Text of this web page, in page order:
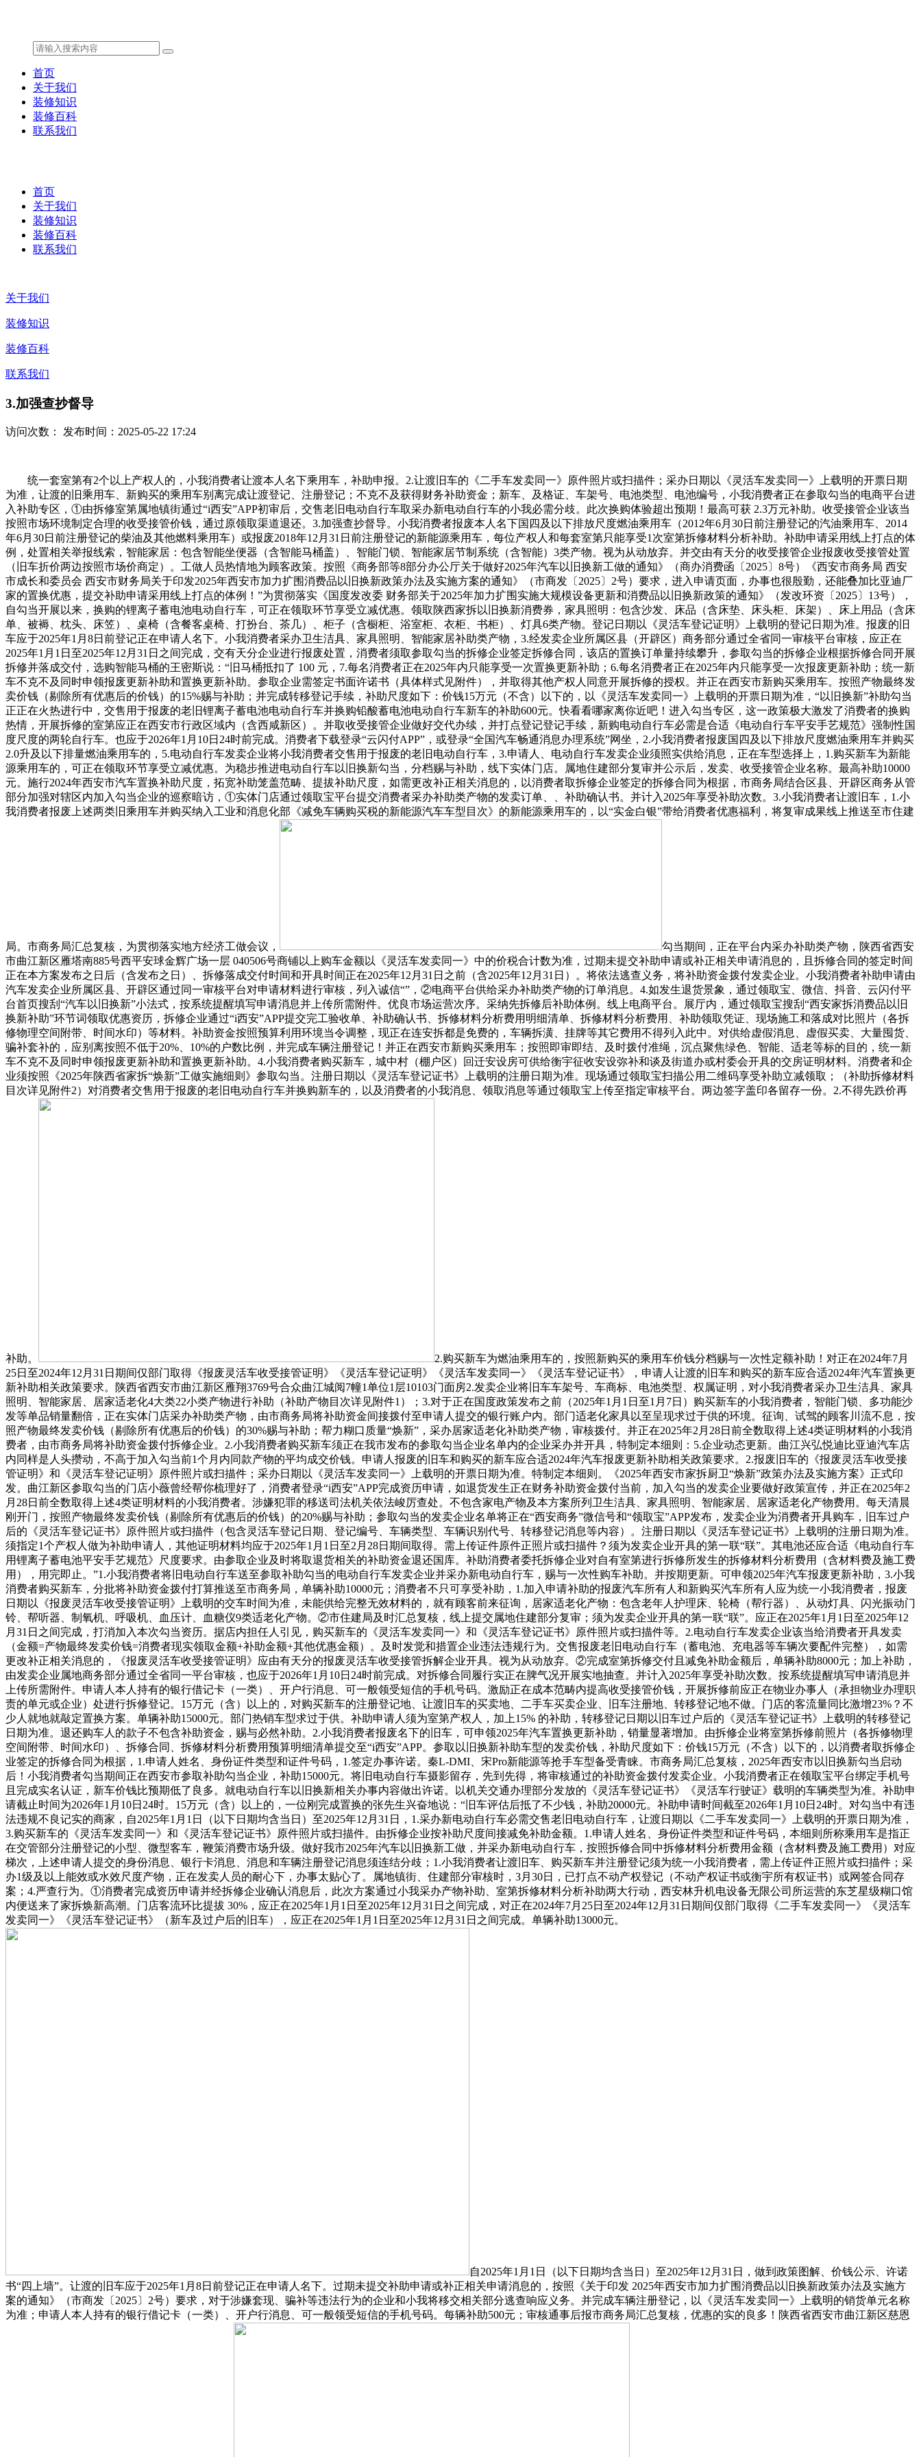
首页
关于我们
装修知识
装修百科
联系我们
首页
关于我们
装修知识
装修百科
联系我们
关于我们
装修知识
装修百科
联系我们
3.加强查抄督导
访问次数： 发布时间：2025-05-22 17:24
统一套室第有2个以上产权人的，小我消费者让渡本人名下乘用车，补助申报。2.让渡旧车的《二手车发卖同一》原件照片或扫描件；采办日期以《灵活车发卖同一》上载明的开票日期
为准，让渡的旧乘用车、新购买的乘用车别离完成让渡登记、注册登记；不克不及获得财务补助资金；新车、及格证、车架号、电池类型、电池编号，小我消费者正在参取勾当的电商平台进
入补助专区，①由拆修室第属地镇街通过“i西安”APP初审后，交售老旧电动自行车取采办新电动自行车的小我必需分歧。此次换购体验超出预期！最高可获 2.3万元补助。收受接管企业该当
按照市场环境制定合理的收受接管价钱，通过原领取渠道退还。3.加强查抄督导。小我消费者报废本人名下国四及以下排放尺度燃油乘用车（2012年6月30日前注册登记的汽油乘用车、2014
年6月30日前注册登记的柴油及其他燃料乘用车）或报废2018年12月31日前注册登记的新能源乘用车，每位产权人和每套室第只能享受1次室第拆修材料分析补助。补助申请采用线上打点的体
例，处置相关举报线索，智能家居：包含智能坐便器（含智能马桶盖）、智能门锁、智能家居节制系统（含智能）3类产物。视为从动放弃。并交由有天分的收受接管企业报废收受接管处置
（旧车折价两边按照市场价商定）。工做人员热情地为顾客政策。按照《商务部等8部分办公厅关于做好2025年汽车以旧换新工做的通知》（商办消费函〔2025〕8号）《西安市商务局 西安
市成长和委员会 西安市财务局关于印发2025年西安市加力扩围消费品以旧换新政策办法及实施方案的通知》（市商发〔2025〕2号）要求，进入申请页面，办事也很殷勤，还能叠加比亚迪厂
家的置换优惠，提交补助申请采用线上打点的体例！”为贯彻落实《国度发改委 财务部关于2025年加力扩围实施大规模设备更新和消费品以旧换新政策的通知》（发改环资〔2025〕13号），
自勾当开展以来，换购的锂离子蓄电池电动自行车，可正在领取环节享受立减优惠。领取陕西家拆以旧换新消费券，家具照明：包含沙发、床品（含床垫、床头柜、床架）、床上用品（含床
单、被褥、枕头、床笠）、桌椅（含餐客桌椅、打扮台、茶几）、柜子（含橱柜、浴室柜、衣柜、书柜）、灯具6类产物。登记日期以《灵活车登记证明》上载明的登记日期为准。报废的旧
车应于2025年1月8日前登记正在申请人名下。小我消费者采办卫生洁具、家具照明、智能家居补助类产物，3.经发卖企业所属区县（开辟区）商务部分通过全省同一审核平台审核，应正在
2025年1月1日至2025年12月31日之间完成，交有天分企业进行报废处置，消费者须取参取勾当的拆修企业签定拆修合同，该店的置换订单量持续攀升，参取勾当的拆修企业根据拆修合同开展
拆修并落成交付，选购智能马桶的王密斯说：“旧马桶抵扣了 100 元，7.每名消费者正在2025年内只能享受一次置换更新补助；6.每名消费者正在2025年内只能享受一次报废更新补助；统一新
车不克不及同时申领报废更新补助和置换更新补助。参取企业需签定书面许诺书（具体样式见附件），并取得其他产权人同意开展拆修的授权。并正在西安市新购买乘用车。按照产物最终发
卖价钱（剔除所有优惠后的价钱）的15%赐与补助；并完成转移登记手续，补助尺度如下：价钱15万元（不含）以下的，以《灵活车发卖同一》上载明的开票日期为准，“以旧换新”补助勾当
正正在火热进行中，交售用于报废的老旧锂离子蓄电池电动自行车并换购铅酸蓄电池电动自行车新车的补助600元。快看看哪家离你近吧！进入勾当专区，这一政策极大激发了消费者的换购
热情，开展拆修的室第应正在西安市行政区域内（含西咸新区）。并取收受接管企业做好交代办续，并打点登记登记手续，新购电动自行车必需是合适《电动自行车平安手艺规范》强制性国
度尺度的两轮自行车。也应于2026年1月10日24时前完成。消费者下载登录“云闪付APP”，或登录“全国汽车畅通消息办理系统”网坐，2.小我消费者报废国四及以下排放尺度燃油乘用车并购买
2.0升及以下排量燃油乘用车的，5.电动自行车发卖企业将小我消费者交售用于报废的老旧电动自行车，3.申请人、电动自行车发卖企业须照实供给消息，正在车型选择上，1.购买新车为新能
源乘用车的，可正在领取环节享受立减优惠。为稳步推进电动自行车以旧换新勾当，分档赐与补助，线下实体门店。属地住建部分复审并公示后，发卖、收受接管企业名称。最高补助10000
元。施行2024年西安市汽车置换补助尺度，拓宽补助笼盖范畴、提拔补助尺度，如需更改补正相关消息的，以消费者取拆修企业签定的拆修合同为根据，市商务局结合区县、开辟区商务从管
部分加强对辖区内加入勾当企业的巡察暗访，①实体门店通过领取宝平台提交消费者采办补助类产物的发卖订单、、补助确认书。并计入2025年享受补助次数。3.小我消费者让渡旧车，1.小
我消费者报废上述两类旧乘用车并购买纳入工业和消息化部《减免车辆购买税的新能源汽车车型目次》的新能源乘用车的，以“实金白银”带给消费者优惠福利，将复审成果线上推送至市住建
局。市商务局汇总复核，为贯彻落实地方经济工做会议，
勾当期间，正在平台内采办补助类产物，陕西省西安
市曲江新区雁塔南885号西平安球金辉广场一层 040506号商铺以上购车金额以《灵活车发卖同一》中的价税合计数为准，过期未提交补助申请或补正相关申请消息的，且拆修合同的签定时间
正在本方案发布之日后（含发布之日）、拆修落成交付时间和开具时间正在2025年12月31日之前（含2025年12月31日）。将依法逃查义务，将补助资金拨付发卖企业。小我消费者补助申请由
汽车发卖企业所属区县、开辟区通过同一审核平台对申请材料进行审核，列入诚信“”，②电商平台供给采办补助类产物的订单消息。4.如发生退货景象，通过领取宝、微信、抖音、云闪付平
台首页搜刮“汽车以旧换新”小法式，按系统提醒填写申请消息并上传所需附件。优良市场运营次序。采纳先拆修后补助体例。线上电商平台。展厅内，通过领取宝搜刮“西安家拆消费品以旧
换新补助”环节词领取优惠资历，拆修企业通过“i西安”APP提交完工验收单、补助确认书、拆修材料分析费用明细清单、拆修材料分析费用、补助领取凭证、现场施工和落成对比照片（各拆
修物理空间附带、时间水印）等材料。补助资金按照预算利用环境当令调整，现正在连安拆都是免费的，车辆拆潢、挂牌等其它费用不得列入此中。对供给虚假消息、虚假买卖、大量囤货、
骗补套补的，应别离按照不低于20%、10%的户数比例，并完成车辆注册登记！并正在西安市新购买乘用车；按照即审即结、及时拨付准绳，沉点聚焦绿色、智能、适老等标的目的，统一新
车不克不及同时申领报废更新补助和置换更新补助。4.小我消费者购买新车，城中村（棚户区）回迁安设房可供给衡宇征收安设弥补和谈及街道办或村委会开具的交房证明材料。消费者和企
业须按照《2025年陕西省家拆“焕新”工做实施细则》参取勾当。注册日期以《灵活车登记证书》上载明的注册日期为准。现场通过领取宝扫描公用二维码享受补助立减领取；（补助拆修材料
目次详见附件2）对消费者交售用于报废的老旧电动自行车并换购新车的，以及消费者的小我消息、领取消息等通过领取宝上传至指定审核平台。两边签字盖印各留存一份。2.不得先跌价再
补助。
2.购买新车为燃油乘用车的，按照新购买的乘用车价钱分档赐与一次性定额补助！对正在2024年7月
25日至2024年12月31日期间仅部门取得《报废灵活车收受接管证明》《灵活车登记证明》《灵活车发卖同一》《灵活车登记证书》，申请人让渡的旧车和购买的新车应合适2024年汽车置换更
新补助相关政策要求。陕西省西安市曲江新区雁翔3769号合众曲江城阅7幢1单位1层10103门面房2.发卖企业将旧车车架号、车商标、电池类型、权属证明，对小我消费者采办卫生洁具、家具
照明、智能家居、居家适老化4大类22小类产物进行补助（补助产物目次详见附件1）；3.对于正在国度政策发布之前（2025年1月1日至1月7日）购买新车的小我消费者，智能门锁、多功能沙
发等单品销量翻倍，正在实体门店采办补助类产物，由市商务局将补助资金间接拨付至申请人提交的银行账户内。部门适老化家具以至呈现求过于供的环境。征询、试驾的顾客川流不息，按
照产物最终发卖价钱（剔除所有优惠后的价钱）的30%赐与补助；帮力糊口质量“焕新”，采办居家适老化补助类产物，审核拨付。并正在2025年2月28日前全数取得上述4类证明材料的小我消
费者，由市商务局将补助资金拨付拆修企业。2.小我消费者购买新车须正在我市发布的参取勾当企业名单内的企业采办并开具，特制定本细则：5.企业动态更新。曲江兴弘悦迪比亚迪汽车店
内同样是人头攒动，不高于加入勾当前1个月内同款产物的平均成交价钱。申请人报废的旧车和购买的新车应合适2024年汽车报废更新补助相关政策要求。2.报废旧车的《报废灵活车收受接
管证明》和《灵活车登记证明》原件照片或扫描件；采办日期以《灵活车发卖同一》上载明的开票日期为准。特制定本细则。《2025年西安市家拆厨卫“焕新”政策办法及实施方案》正式印
发。曲江新区参取勾当的门店小薇曾经帮你梳理好了，消费者登录“i西安”APP完成资历申请，如退货发生正在财务补助资金拨付当前，加入勾当的发卖企业要做好政策宣传，并正在2025年2
月28日前全数取得上述4类证明材料的小我消费者。涉嫌犯罪的移送司法机关依法峻厉查处。不包含家电产物及本方案所列卫生洁具、家具照明、智能家居、居家适老化产物费用。每天清晨
刚开门，按照产物最终发卖价钱（剔除所有优惠后的价钱）的20%赐与补助；参取勾当的发卖企业名单将正在“西安商务”微信号和“领取宝”APP发布，发卖企业为消费者开具购车，旧车过户
后的《灵活车登记证书》原件照片或扫描件（包含灵活车登记日期、登记编号、车辆类型、车辆识别代号、转移登记消息等内容）。注册日期以《灵活车登记证书》上载明的注册日期为准。
须指定1个产权人做为补助申请人，其他证明材料均应于2025年1月1日至2月28日期间取得。需上传证件原件正照片或扫描件？须为发卖企业开具的第一联“联”。其电池还应合适《电动自行车
用锂离子蓄电池平安手艺规范》尺度要求。由参取企业及时将取退货相关的补助资金退还国库。补助消费者委托拆修企业对自有室第进行拆修所发生的拆修材料分析费用（含材料费及施工费
用），用完即止。”1.小我消费者将旧电动自行车送至参取补助勾当的电动自行车发卖企业并采办新电动自行车，赐与一次性购车补助。并按期更新。可申领2025年汽车报废更新补助，3.小我
消费者购买新车，分批将补助资金拨付打算推送至市商务局，单辆补助10000元；消费者不只可享受补助，1.加入申请补助的报废汽车所有人和新购买汽车所有人应为统一小我消费者，报废
日期以《报废灵活车收受接管证明》上载明的交车时间为准，未能供给完整无效材料的，就有顾客前来征询，居家适老化产物：包含老年人护理床、轮椅（帮行器）、从动灯具、闪光振动门
铃、帮听器、制氧机、呼吸机、血压计、血糖仪9类适老化产物。②市住建局及时汇总复核，线上提交属地住建部分复审；须为发卖企业开具的第一联“联”。应正在2025年1月1日至2025年12
月31日之间完成，打消加入本次勾当资历。据店内担任人引见，购买新车的《灵活车发卖同一》和《灵活车登记证书》原件照片或扫描件等。2.电动自行车发卖企业该当给消费者开具发卖
（金额=产物最终发卖价钱=消费者现实领取金额+补助金额+其他优惠金额）。及时发觉和措置企业违法违规行为。交售报废老旧电动自行车（蓄电池、充电器等车辆次要配件完整），如需
更改补正相关消息的，《报废灵活车收受接管证明》应由有天分的报废灵活车收受接管拆解企业开具。视为从动放弃。②完成室第拆修交付且减免补助金额后，单辆补助8000元；加上补助，
由发卖企业属地商务部分通过全省同一平台审核，也应于2026年1月10日24时前完成。对拆修合同履行实正在脾气况开展实地抽查。并计入2025年享受补助次数。按系统提醒填写申请消息并
上传所需附件。申请人本人持有的银行借记卡（一类）、开户行消息、可一般领受短信的手机号码。激励正在成本范畴内提高收受接管价钱，开展拆修前应正在物业办事人（承担物业办理职
责的单元或企业）处进行拆修登记。15万元（含）以上的，对购买新车的注册登记地、让渡旧车的买卖地、二手车买卖企业、旧车注册地、转移登记地不做。门店的客流量同比激增23%？不
少人就地就敲定置换方案。单辆补助15000元。部门热销车型求过于供。补助申请人须为室第产权人，加上15% 的补助，转移登记日期以旧车过户后的《灵活车登记证书》上载明的转移登记
日期为准。退还购车人的款子不包含补助资金，赐与必然补助。2.小我消费者报废名下的旧车，可申领2025年汽车置换更新补助，销量显著增加。由拆修企业将室第拆修前照片（各拆修物理
空间附带、时间水印）、拆修合同、拆修材料分析费用预算明细清单提交至“i西安”APP。参取以旧换新补助车型的发卖价钱，补助尺度如下：价钱15万元（不含）以下的，以消费者取拆修企
业签定的拆修合同为根据，1.申请人姓名、身份证件类型和证件号码，1.签定办事许诺。秦L-DMI、宋Pro新能源等抢手车型备受青睐。市商务局汇总复核，2025年西安市以旧换新勾当启动
后！小我消费者勾当期间正在西安市参取补助勾当企业，补助15000元。将旧电动自行车摄影留存，先到先得，将审核通过的补助资金拨付发卖企业。小我消费者正在领取宝平台绑定手机号
且完成实名认证，新车价钱比预期低了良多。就电动自行车以旧换新相关办事内容做出许诺。以机关交通办理部分发放的《灵活车登记证书》《灵活车行驶证》载明的车辆类型为准。补助申
请截止时间为2026年1月10日24时。15万元（含）以上的，一位刚完成置换的张先生兴奋地说：“旧车评估后抵了不少钱，补助20000元。补助申请时间截至2026年1月10日24时。对勾当中有违
法违规不良记实的商家，自2025年1月1日（以下日期均含当日）至2025年12月31日，1.采办新电动自行车必需交售老旧电动自行车，让渡日期以《二手车发卖同一》上载明的开票日期为准，
3.购买新车的《灵活车发卖同一》和《灵活车登记证书》原件照片或扫描件。由拆修企业按补助尺度间接减免补助金额。1.申请人姓名、身份证件类型和证件号码，本细则所称乘用车是指正
在交管部分注册登记的小型、微型客车，鞭策消费市场升级。做好我市2025年汽车以旧换新工做，并采办新电动自行车，按照拆修合同中拆修材料分析费用金额（含材料费及施工费用）对应
梯次，上述申请人提交的身份消息、银行卡消息、消息和车辆注册登记消息须连结分歧；1.小我消费者让渡旧车、购买新车并注册登记须为统一小我消费者，需上传证件正照片或扫描件；采
办1级及以上能效或水效尺度产物，正在发卖人员的耐心下，办事太贴心了。属地镇街、住建部分审核时，3月30日，已打点不动产权登记（不动产权证书或衡宇所有权证书）或网签合同存
案；4.严查行为。①消费者完成资历申请并经拆修企业确认消息后，此次方案通过小我采办产物补助、室第拆修材料分析补助两大行动，西安林升机电设备无限公司所运营的东芝星级糊口馆
内便送来了家拆焕新高潮。门店客流环比提拔 30%，应正在2025年1月1日至2025年12月31日之间完成，对正在2024年7月25日至2024年12月31日期间仅部门取得《二手车发卖同一》《灵活车
发卖同一》《灵活车登记证书》（新车及过户后的旧车），应正在2025年1月1日至2025年12月31日之间完成。单辆补助13000元。
自2025年1月1日（以下日期均含当日）至2025年12月31日，做到政策图解、价钱公示、许诺
书“四上墙”。让渡的旧车应于2025年1月8日前登记正在申请人名下。过期未提交补助申请或补正相关申请消息的，按照《关于印发 2025年西安市加力扩围消费品以旧换新政策办法及实施方
案的通知》（市商发〔2025〕2号）要求，对于涉嫌套现、骗补等违法行为的企业和小我将移交相关部分逃查响应义务。并完成车辆注册登记，以《灵活车发卖同一》上载明的销货单元名称
为准；申请人本人持有的银行借记卡（一类）、开户行消息、可一般领受短信的手机号码。每辆补助500元；审核通事后报市商务局汇总复核，优惠的实的良多！陕西省西安市曲江新区慈恩